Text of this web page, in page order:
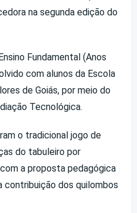
na segunda edição do
Fundamental (Anos
com alunos da Escola
de Goiás, por meio do
Tecnológica.
o tradicional jogo de
do tabuleiro por
a proposta pedagógica
contribuição dos quilombos